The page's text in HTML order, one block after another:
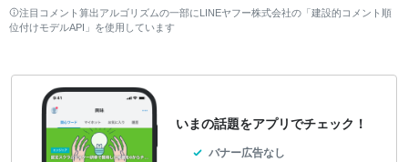
注目コメント算出アルゴリズムの一部にLINEヤフー株式会社の「建設的コメント順
位付けモデルAPI」を使用しています
いまの話題をアプリでチェック！
バナー広告なし